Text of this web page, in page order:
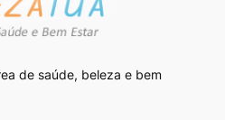
de saúde, beleza e bem